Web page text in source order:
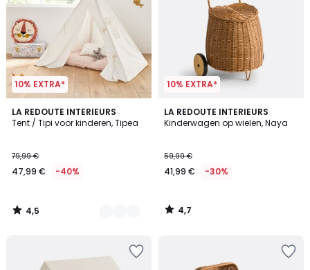
10% EXTRA*
LA REDOUTE INTERIEURS
Tent / Tipi voor kinderen, Tipea
€
In
van
79,99
79,99 €
47,99 € -40%
4,5
/ 5
4
Kleuren
4,5
/
10% EXTRA*
LA REDOUTE INTERIEURS
Kinderwagen op wielen, Naya
59,99 €
41,99 € -30%
4,7
/ 5
4,7
/